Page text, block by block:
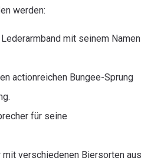
werden:
mit seinem Namen
actionreichen Bungee-Sprung
für seine
mit verschiedenen Biersorten aus